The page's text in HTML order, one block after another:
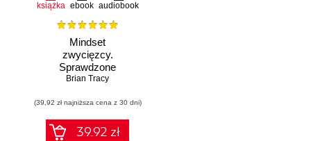
książka ebook audiobook
Mindset
zwycięzcy.
Sprawdzone
strategie na drodze
Brian Tracy
(39,92 zł najniższa cena z 30 dni)
39.92 zł